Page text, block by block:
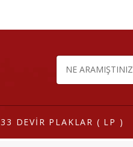
33 DEVİR PLAKLAR ( LP )